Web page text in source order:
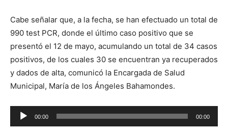
Cabe señalar que, a la fecha, se han efectuado un total de
990 test PCR, donde el último caso positivo que se
presentó el 12 de mayo, acumulando un total de 34 casos
positivos, de los cuales 30 se encuentran ya recuperados
y dados de alta, comunicó la Encargada de Salud
Municipal, María de los Ángeles Bahamondes.
Reproductor
de
00:00 00:00